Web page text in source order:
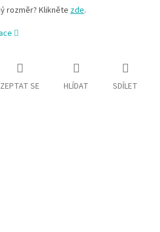
rozměr? Kliknětezde.
ZEPTAT SE HLÍDAT SDÍLET